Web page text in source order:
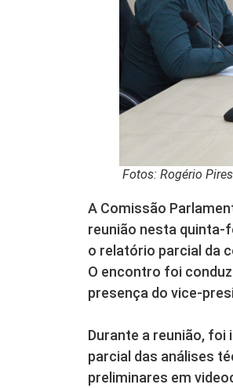
Fotos: Rogério Pires
A Comissão
reunião nesta quinta-
o relatório parcial da
O encontro foi
presença do vice-
Durante a reunião,
parcial das análises
preliminares em